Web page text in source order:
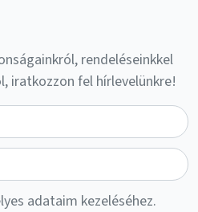
rendeléseinkkel
iratkozzon fel hírlevelünkre!
adataim kezeléséhez.